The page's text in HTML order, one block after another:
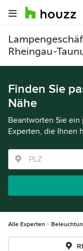
Rheingau-
Finden Sie
Nähe
Beantworten Sie
Experten, die Ihnen
Alle Experten